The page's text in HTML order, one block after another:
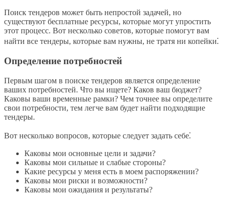
Поиск тендеров может быть непростой задачей, но
существуют бесплатные ресурсы, которые могут упростить
этот процесс. Вот несколько советов, которые помогут вам
найти все тендеры, которые вам нужны, не тратя ни копейки⁚
Определение потребностей
Первым шагом в поиске тендеров является определение
ваших потребностей. Что вы ищете? Каков ваш бюджет?
Каковы ваши временные рамки? Чем точнее вы определите
свои потребности, тем легче вам будет найти подходящие
тендеры.
Вот несколько вопросов, которые следует задать себе⁚
Каковы мои основные цели и задачи?
Каковы мои сильные и слабые стороны?
Какие ресурсы у меня есть в моем распоряжении?
Каковы мои риски и возможности?
Каковы мои ожидания и результаты?